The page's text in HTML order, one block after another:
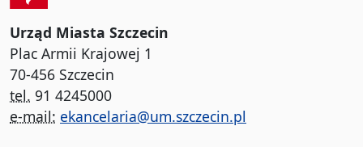
Urząd Miasta Szczecin
Plac Armii Krajowej 1
70-456 Szczecin
tel. 91 4245000
e-mail: ekancelaria@um.szczecin.pl